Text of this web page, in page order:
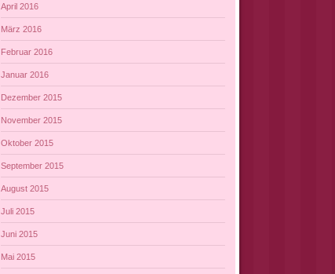
April 2016
März 2016
Februar 2016
Januar 2016
Dezember 2015
November 2015
Oktober 2015
September 2015
August 2015
Juli 2015
Juni 2015
Mai 2015